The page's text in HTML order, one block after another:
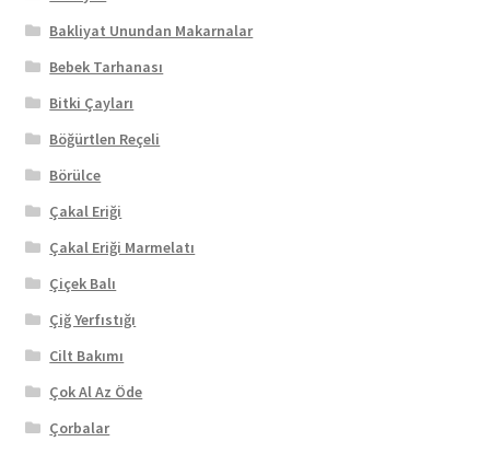
Bakliyat Unundan Makarnalar
Bebek Tarhanası
Bitki Çayları
Böğürtlen Reçeli
Börülce
Çakal Eriği
Çakal Eriği Marmelatı
Çiçek Balı
Çiğ Yerfıstığı
Cilt Bakımı
Çok Al Az Öde
Çorbalar